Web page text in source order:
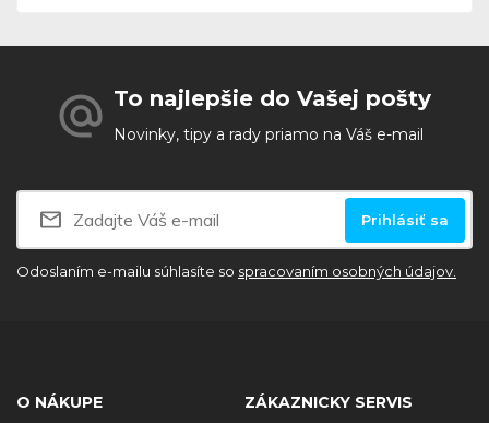
To najlepšie do Vašej pošty
Novinky, tipy a rady priamo na Váš e-mail
Prihlásiť sa
Odoslaním e-mailu súhlasíte so spracovaním osobných údajov.
O NÁKUPE
ZÁKAZNICKY SERVIS